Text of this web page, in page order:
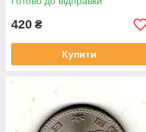
№4143
420 ₴
Купити